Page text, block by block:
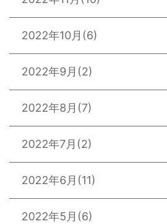
2022年10月 (6)
2022年9月 (2)
2022年8月 (7)
2022年7月 (2)
2022年6月 (11)
2022年5月 (6)